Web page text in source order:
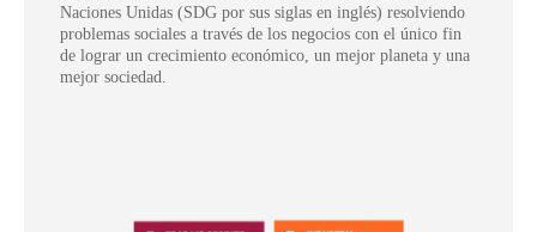
Naciones Unidas (SDG por sus siglas en inglés) resolviendo
problemas sociales a través de los negocios con el único fin
de lograr un crecimiento económico, un mejor planeta y una
mejor sociedad.